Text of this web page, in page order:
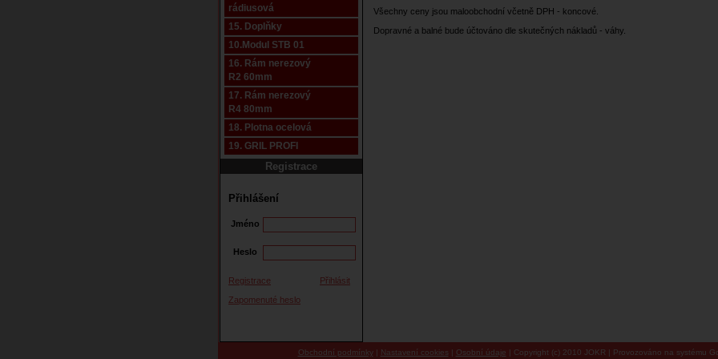
rádiusová
15. Doplňky
10.Modul STB 01
16. Rám nerezový
R2 60mm
17. Rám nerezový
R4 80mm
18. Plotna ocelová
19. GRIL PROFI
Registrace
Přihlášení
Jméno
Heslo
Registrace
Přihlásit
Zapomenuté heslo
Všechny ceny jsou maloobchodní včetně DPH - koncové.
Dopravné a balné bude účtováno dle skutečných nákladů - váhy.
Obchodní podmínky| Nastavení cookies | Osobní údaje | Copyright (c) 2010 JOKR | Provozováno na systému